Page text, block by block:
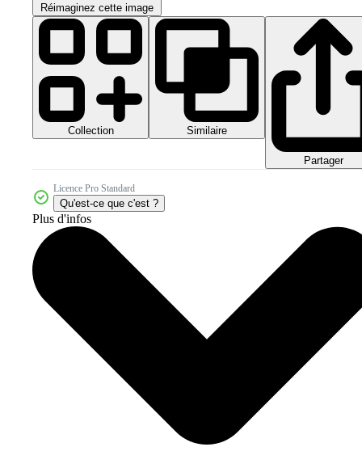
Réimaginez cette image
Collection Similaire
Partager
Licence Pro Standard
Qu'est-ce que c'est ?
Plus d'infos